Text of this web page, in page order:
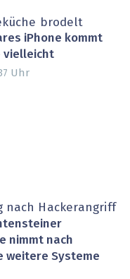
brodelt
iPhone kommt
vielleicht
Uhr
nach Hackerangriff
nimmt nach
weitere Systeme